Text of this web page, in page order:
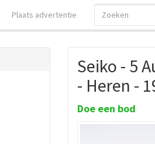
Plaats advertentie
Seiko - 5
- Heren -
Doe een bod